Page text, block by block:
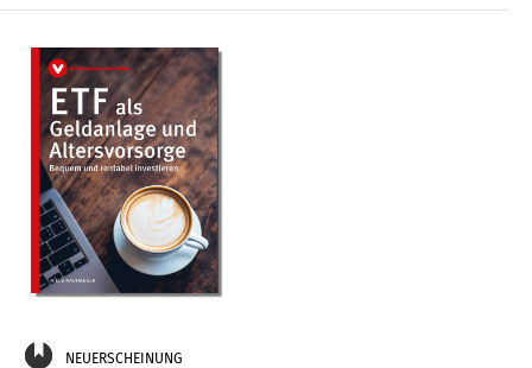
NEUERSCHEINUNG